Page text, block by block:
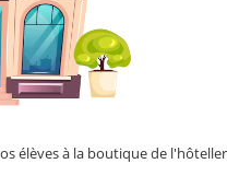
élèves à la boutique de